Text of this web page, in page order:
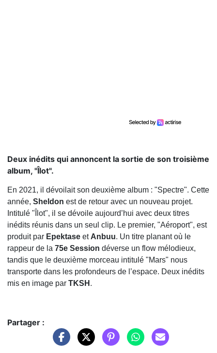
Deux inédits qui annoncent la sortie de son troisième
album, "Îlot".
En 2021, il dévoilait son deuxième album : "Spectre". Cette
année, Sheldon est de retour avec un nouveau projet.
Intitulé "Îlot", il se dévoile aujourd’hui avec deux titres
inédits réunis dans un seul clip. Le premier, "Aéroport", est
produit par Epektase et Anbuu. Un titre planant où le
rappeur de la 75e Session déverse un flow mélodieux,
tandis que le deuxième morceau intitulé "Mars" nous
transporte dans les profondeurs de l’espace. Deux inédits
mis en image par TKSH .
Partager :